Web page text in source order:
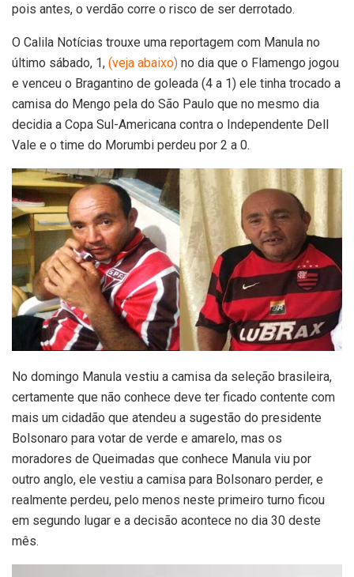
pois antes, o verdão corre o risco de ser derrotado.
O Calila Notícias trouxe uma reportagem com Manula no
último sábado, 1, (veja abaixo) no dia que o Flamengo jogou
e venceu o Bragantino de goleada (4 a 1) ele tinha trocado a
camisa do Mengo pela do São Paulo que no mesmo dia
decidia a Copa Sul-Americana contra o Independente Dell
Vale e o time do Morumbi perdeu por 2 a 0.
No domingo Manula vestiu a camisa da seleção brasileira,
certamente que não conhece deve ter ficado contente com
mais um cidadão que atendeu a sugestão do presidente
Bolsonaro para votar de verde e amarelo, mas os
moradores de Queimadas que conhece Manula viu por
outro anglo, ele vestiu a camisa para Bolsonaro perder, e
realmente perdeu, pelo menos neste primeiro turno ficou
em segundo lugar e a decisão acontece no dia 30 deste
mês.